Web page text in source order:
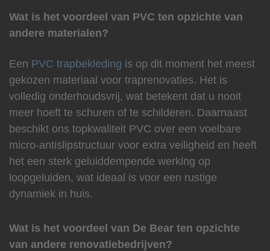
Wat is het voordeel van PVC ten opzichte van
andere materialen?
Een PVC trapbekleding is op dit moment het meest
gekozen materiaal voor traprenovaties. Het is
volledig onderhoudsvrij, wat betekent dat u nooit
meer hoeft te schuren of te schilderen. Daarnaast
beschikt ons topkwaliteit PVC over een voelbare
micro-antislipstructuur voor extra veiligheid en heeft
het een sterk geluiddempende werking op
loopgeluiden, wat ideaal is voor een rustige
dynamiek in huis.
Wat is het voordeel van De Bear ten opzichte
van andere renovatiebedrijven?